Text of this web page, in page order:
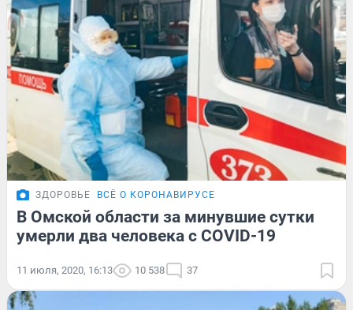
ЗДОРОВЬЕ ВСЁ О КОРОНАВИРУСЕ
В Омской области за минувшие сутки
умерли два человека с COVID-19
11 июля, 2020, 16:13 10 538 37